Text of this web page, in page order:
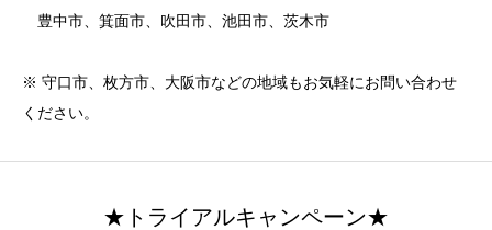
豊中市、箕面市、吹田市、池田市、茨木市
※ 守口市、枚方市、大阪市などの地域もお気軽にお問い合わせ
ください。
★トライアルキャンペーン★